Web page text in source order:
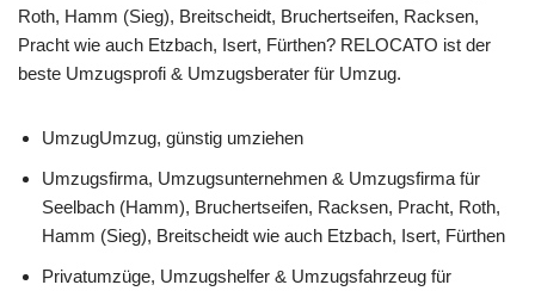
Roth, Hamm (Sieg), Breitscheidt, Bruchertseifen, Racksen,
Pracht wie auch Etzbach, Isert, Fürthen? RELOCATO ist der
beste Umzugsprofi & Umzugsberater für Umzug.
UmzugUmzug, günstig umziehen
Umzugsfirma, Umzugsunternehmen & Umzugsfirma für
Seelbach (Hamm), Bruchertseifen, Racksen, Pracht, Roth,
Hamm (Sieg), Breitscheidt wie auch Etzbach, Isert, Fürthen
Privatumzüge, Umzugshelfer & Umzugsfahrzeug für